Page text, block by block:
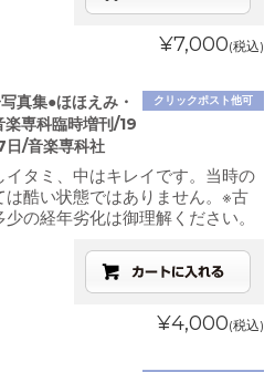
¥7,000(税込)
クリックポスト他可
真集●ほほえみ・
楽専科臨時増刊/19
/音楽専科社
イタミ、中はキレイです。当時の
は酷い状態ではありません。※古
の経年劣化は御理解ください。
¥4,000(税込)